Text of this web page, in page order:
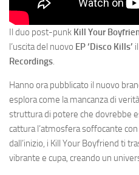
Il duo post-punk Kill Your
l’uscita del nuovo EP ‘Disco Kills’ il
Recordings.
Hanno ora pubblicato il nuovo
esplora come la mancanza di
struttura di potere che dovrebbe
cattura l’atmosfera soffocante
dall’inizio, i Kill Your Boyfriend ti
vibrante e cupa, creando un